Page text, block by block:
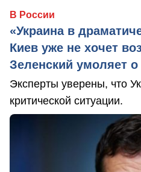
В России
«Украина в
Киев уже не хочет
Зеленский умоляет
Эксперты уверены, что
критической ситуации.